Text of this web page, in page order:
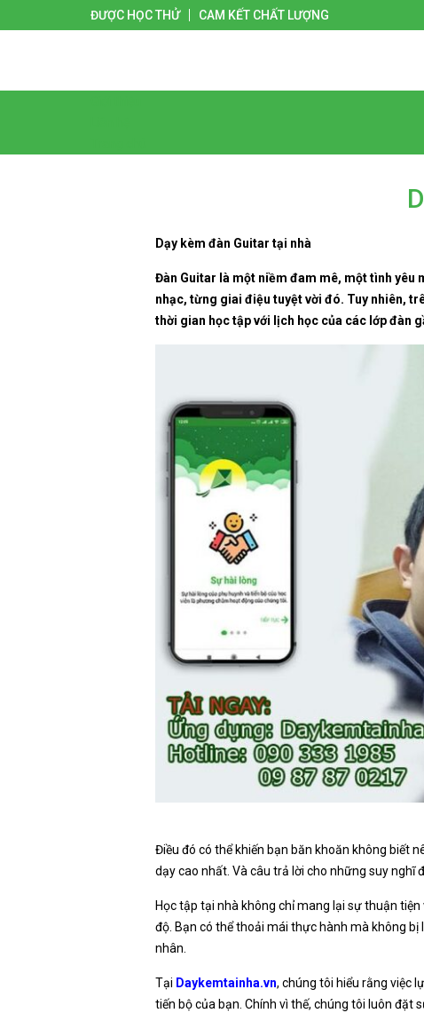
ĐƯỢC HỌC THỬ CAM KẾT CHẤT LƯỢNG
Dạy kèm đàn Guitar tại nhà
Đàn Guitar là một niềm đam mê, một tình yêu
nhạc, từng giai điệu tuyệt vời đó. Tuy nhiên,
thời gian học tập với lịch học của các lớp đàn
Điều đó có thể khiến bạn băn khoăn không biết
dạy cao nhất. Và câu trả lời cho những suy nghĩ
Học tập tại nhà không chỉ mang lại sự thuận
độ. Bạn có thể thoải mái thực hành mà không
nhân.
Tại Daykemtainha.vn, chúng tôi hiểu rằng việc
tiến bộ của bạn. Chính vì thế, chúng tôi luôn